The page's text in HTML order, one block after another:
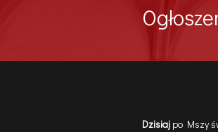
Dzisiaj po Mszy